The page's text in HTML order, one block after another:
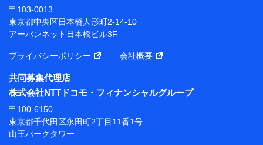
長 吉村 忠義
※ 当社および株式会社NTTドコモは、お客さまの情報
ソナルデータ憲章」に定める行動原則を順守します 。
※ パーソナルデータダッシュボードの「第三者提供の
管理」の設定状態にかかわらず、共同利用する場合があ
ります。
※ dポイントクラブ会員ではないお客さま（2019年12
月11日以降、一度もdポイントクラブ会員であったこと
がないお客さまに限る）に関する、2019年12月10日以
〒103-0013
東京都中央区日本橋人形町2-14-10
アーバンネット日本橋ビル3F
プライバシーポリシー 会社概要
共同募集代理店
株式会社NTTドコモ・フィナンシャルグループ
〒100-6150
東京都千代田区永田町2丁目11番1号
山王パークタワー